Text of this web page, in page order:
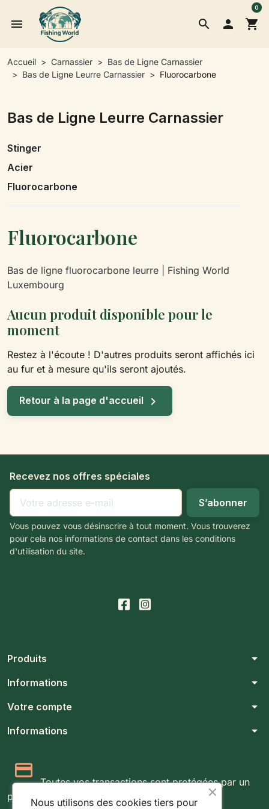
search
menu  shopping_cart
0
Accueil Carnassier
Bas de Ligne Carnassier
Bas de Ligne Leurre Carnassier
Fluorocarbone
Bas de Ligne Leurre Carnassier
Stinger
Acier
Fluorocarbone
Fluorocarbone
Bas de ligne fluorocarbone leurre | Fishing World
Luxembourg
Aucun produit disponible pour le
moment
Restez à l'écoute ! D'autres produits seront affichés ici
au fur et à mesure qu'ils seront ajoutés.
Retour à la page d'accueil 
Recevez nos offres spéciales
Vous pouvez vous désinscrire à tout moment. Vous trouverez
pour cela nos informations de contact dans les conditions
d'utilisation du site.
Produits arrow_drop_down
Informations arrow_drop_down
Votre compte arrow_drop_down
Informations arrow_drop_down
Toutes vos transactions sont protégées par un
protocole SSL 256 bits.
Nous utilisons des cookies tiers pour